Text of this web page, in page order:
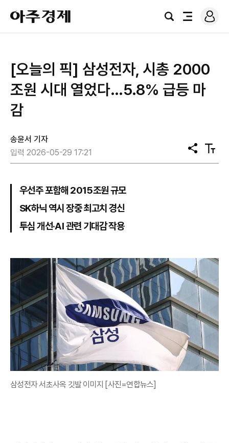
아
주
경
검
전
로
그
[오늘의 픽] 삼성전자, 시총 2000
조원 시대 열었다…5.8% 급등 마
감
송윤서 기자
입력 2026-05-29 17:21
공
유
텍
스
우선주 포함해 2015조원 규모
SK하닉 역시 장중 최고치 경신
투심 개선·AI 관련 기대감 작용
삼성전자 서초사옥 깃발 이미지 [사진=연합뉴스]